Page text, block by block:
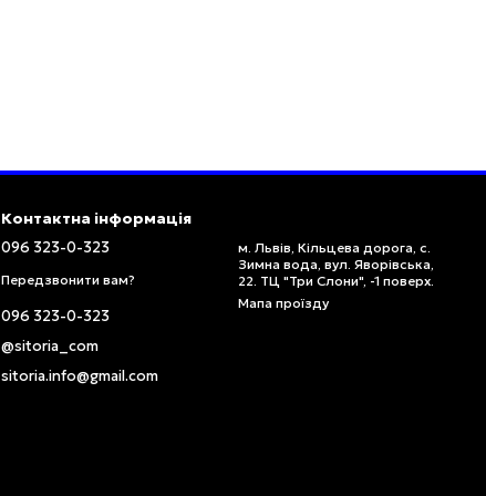
Контактна інформація
096 323-0-323
Передзвонити вам?
096 323-0-323
@sitoria_com
sitoria.info@gmail.com
м. Львів, Кільцева дорога, с.
Зимна вода, вул. Яворівська,
22. ТЦ "Три Слони", -1 поверх.
Мапа проїзду